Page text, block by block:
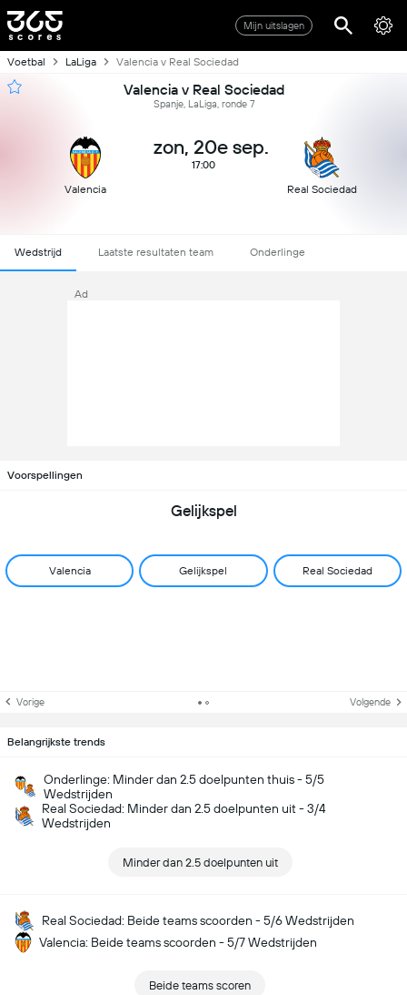
Mijn uitslagen
Voetbal LaLiga Valencia v Real Sociedad
Valencia v Real Sociedad
Spanje, LaLiga, ronde 7
Valencia
zon, 20e sep.
17:00
Real Sociedad
Wedstrijd Laatste resultaten team Onderlinge
Ad
Voorspellingen
Gelijkspel
Valencia Gelijkspel Real Sociedad
Vorige Volgende
Belangrijkste trends
Onderlinge: Minder dan 2.5 doelpunten thuis - 5/5
Wedstrijden
Real Sociedad: Minder dan 2.5 doelpunten uit - 3/4
Wedstrijden
Minder dan 2.5 doelpunten uit
Real Sociedad: Beide teams scoorden - 5/6 Wedstrijden
Valencia: Beide teams scoorden - 5/7 Wedstrijden
Beide teams scoren